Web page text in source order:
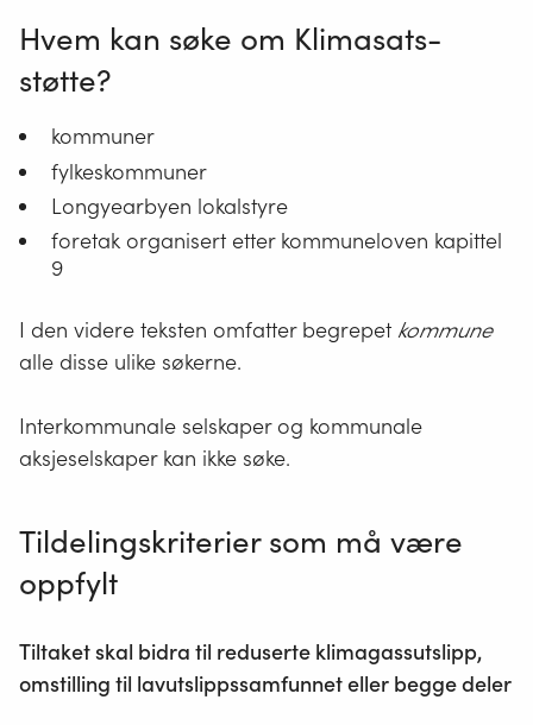
Hvem kan søke om Klimasats-
støtte?
kommuner
fylkeskommuner
Longyearbyen lokalstyre
foretak organisert etter kommuneloven kapittel
9
I den videre teksten omfatter begrepet kommune
alle disse ulike søkerne.
Interkommunale selskaper og kommunale
aksjeselskaper kan ikke søke.
Tildelingskriterier som må være
oppfylt
Tiltaket skal bidra til reduserte klimagassutslipp,
omstilling til lavutslippssamfunnet eller begge deler